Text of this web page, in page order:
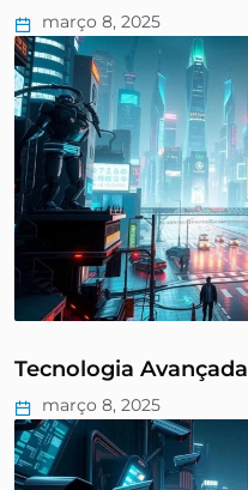
março 8, 2025
Tecnologia Avançada
março 8, 2025